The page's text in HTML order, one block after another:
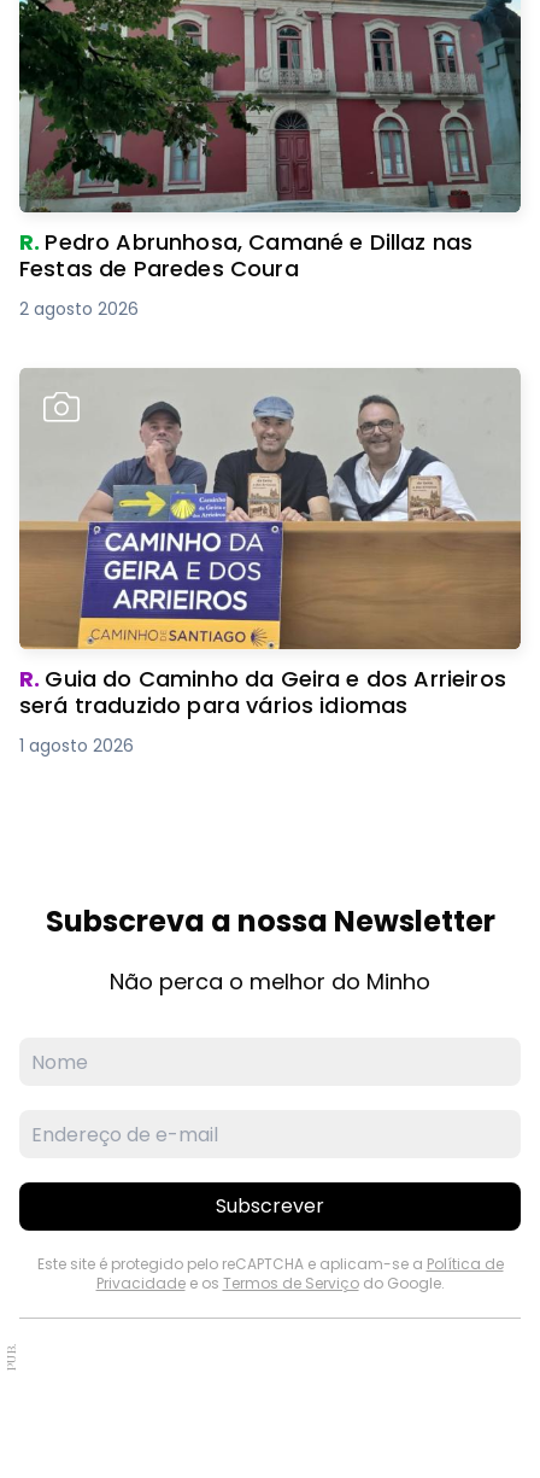
R. Pedro Abrunhosa, Camané e Dillaz nas
Festas de Paredes Coura
2 agosto 2026
R. Guia do Caminho da Geira e dos Arrieiros
será traduzido para vários idiomas
1 agosto 2026
Subscreva a nossa Newsletter
Não perca o melhor do Minho
Subscrever
Este site é protegido pelo reCAPTCHA e aplicam-se a Política de
Privacidadee os Termos de Serviçodo Google.
PUB.